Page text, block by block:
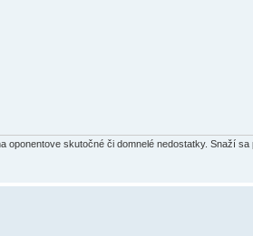
oponentove skutočné či domnelé nedostatky. Snaží sa